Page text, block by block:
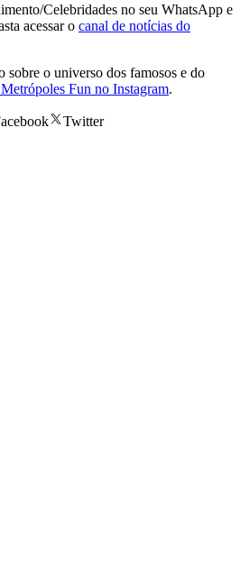
Celebridades no seu WhatsApp e
acessar o canal de notícias do
sobre o universo dos famosos e do
Fun no Instagram.
Twitter